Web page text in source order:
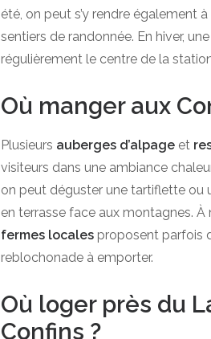
été, on peut s’y rendre également
sentiers de randonnée. En hiver,
régulièrement le centre de la
Où manger aux
Plusieurs auberges d’alpage et
visiteurs dans une ambiance
on peut déguster une tartiflette ou
en terrasse face aux montagnes. À
fermes locales proposent parfois
reblochonade à emporter.
Où loger près du
Confins ?